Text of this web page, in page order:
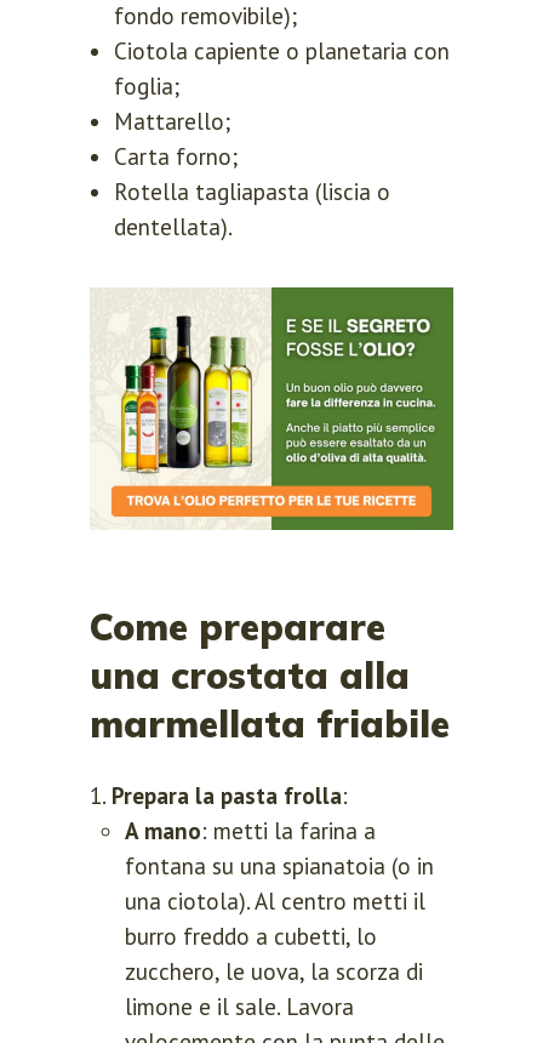
fondo removibile);
Ciotola capiente o planetaria con
foglia;
Mattarello;
Carta forno;
Rotella tagliapasta (liscia o
dentellata).
Come preparare
una crostata alla
marmellata friabile
Prepara la pasta frolla:
A mano: metti la farina a
fontana su una spianatoia (o in
una ciotola). Al centro metti il
burro freddo a cubetti, lo
zucchero, le uova, la scorza di
limone e il sale. Lavora